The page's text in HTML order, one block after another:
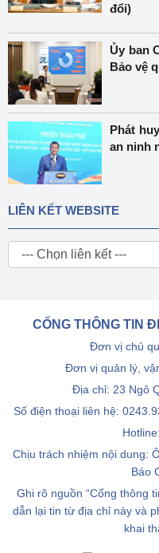
đổi)
Ủy ban
Bảo vệ
Phát
an ninh
LIÊN KẾT WEBSITE
CỔNG THÔNG TIN
Đơn vị chủ
Đơn vị quản lý,
Địa chỉ: 23 Ngô
Số điện thoại liên hệ:
Hotline:
Chịu trách nhiệm nội dung:
Báo
Ghi rõ nguồn “Cổng thông
dẫn lại tin từ địa chỉ này và
khai